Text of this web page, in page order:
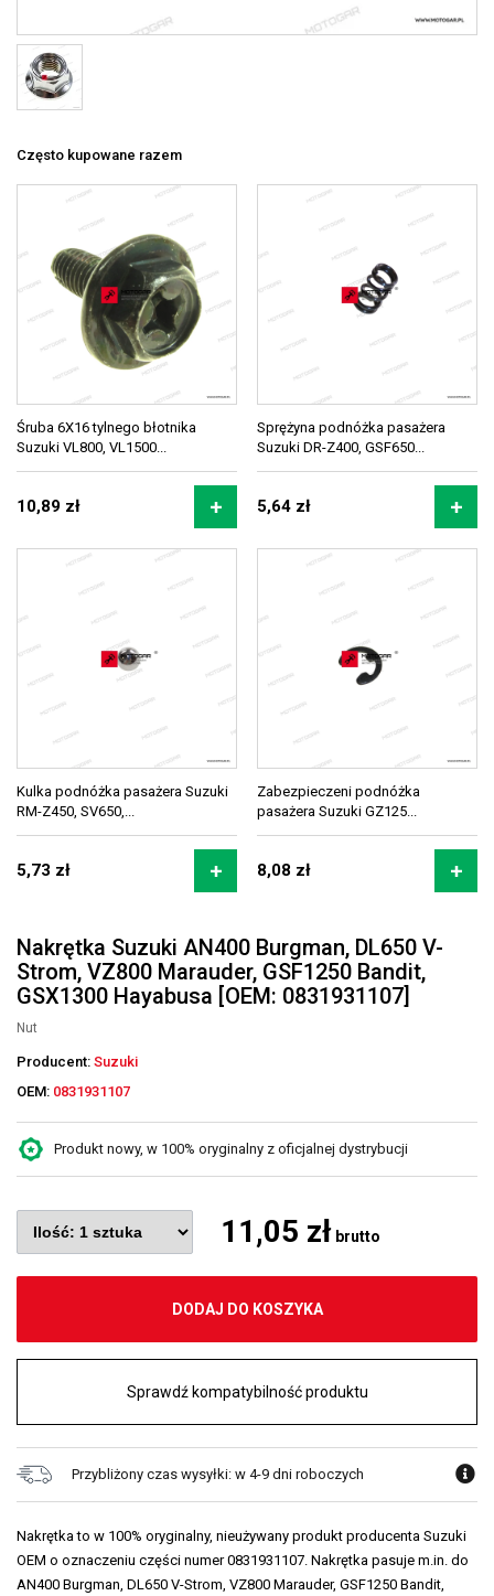
Często kupowane razem
Śruba 6X16 tylnego błotnika
Suzuki VL800, VL1500...
10,89 zł
Sprężyna podnóżka pasażera
Suzuki DR-Z400, GSF650...
5,64 zł
Kulka podnóżka pasażera Suzuki
RM-Z450, SV650,...
5,73 zł
Zabezpieczeni podnóżka
pasażera Suzuki GZ125...
8,08 zł
Nakrętka Suzuki AN400 Burgman, DL650 V-
Strom, VZ800 Marauder, GSF1250 Bandit,
GSX1300 Hayabusa [OEM: 0831931107]
Nut
Producent: Suzuki
OEM: 0831931107
Produkt nowy, w 100% oryginalny z oficjalnej dystrybucji
11,05 zł brutto
DODAJ DO KOSZYKA
Sprawdź kompatybilność produktu
Przybliżony czas wysyłki: w 4-9 dni roboczych
Nakrętka to w 100% oryginalny, nieużywany produkt producenta Suzuki
OEM o oznaczeniu części numer 0831931107. Nakrętka pasuje m.in. do
AN400 Burgman, DL650 V-Strom, VZ800 Marauder, GSF1250 Bandit,